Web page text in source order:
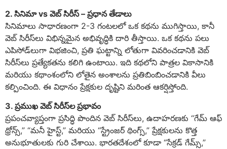
2. సినిమా vs వెబ్ సిరీస్ – ప్రధాన తేడాలు
సినిమాలు సాధారణంగా 2-3 గంటలలో ఒక కథను ముగిస్తాయి, కానీ
వెబ్ సిరీస్‌లు విభిన్నమైన అభివృద్ధికి దారి తీస్తాయి. ఒక కథను పలు
ఎపిసోడ్‌లుగా విభజించి, ప్రతి ఘట్టాన్ని లోతుగా వివరించడానికి వెబ్
సిరీస్‌లు ప్రత్యేకతను కలిగి ఉంటాయి. ఇది కథలోని పాత్రల వికాసానికి
మరియు కథాంశంలోని లోతైన అంశాలను ప్రతిబింబించడానికి వీలు
కల్పించింది. ఈ విధానం ప్రేక్షకుల దృష్టిని మరింత ఆకర్షిస్తోంది.
3. ప్రముఖ వెబ్ సిరీస్‌ల ప్రభావం
ప్రపంచవ్యాప్తంగా ప్రసిద్ధి పొందిన వెబ్ సిరీస్‌లు, ఉదాహరణకు “గేమ్ ఆఫ్
థ్రోన్స్,” “మనీ హైస్ట్,” మరియు “స్ట్రేంజర్ థింగ్స్,” ప్రేక్షకులను కొత్త
అనుభూతులకు గురి చేశాయి. భారతదేశంలో కూడా “సేక్రడ్ గేమ్స్,”